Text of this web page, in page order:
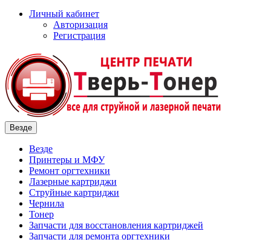
Личный кабинет
Авторизация
Регистрация
Везде
Везде
Принтеры и МФУ
Ремонт оргтехники
Лазерные картриджи
Струйные картриджи
Чернила
Тонер
Запчасти для восстановления картриджей
Запчасти для ремонта оргтехники